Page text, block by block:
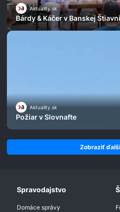
Aktuality.sk
Bárdy & Káčer v Banskej
Aktuality.sk
Požiar v Slovnafte
Zobraziť
Spravodajstvo
Domáce správy